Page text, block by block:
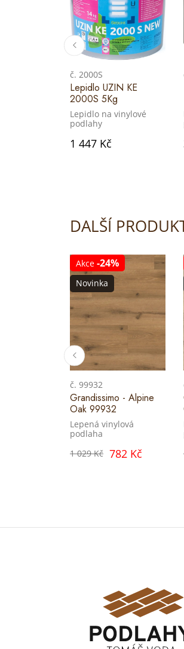
č. 2000S
Lepidlo UZIN KE
2000S 5Kg
Lepidlo na vinylové
podlahy
1 447 Kč
DALŠÍ
Akce -24%
Novinka
č. 99932
Grandissimo - Alpine
Oak 99932
Lepená vinylová
podlaha
1 029 Kč 782 Kč